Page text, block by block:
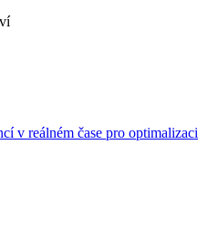
v reálném čase pro optimalizaci